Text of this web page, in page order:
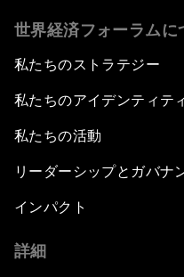
世界経済フォーラムに
私たちのストラテジー
私たちのアイデンティテ
私たちの活動
リーダーシップとガバナ
インパクト
詳細